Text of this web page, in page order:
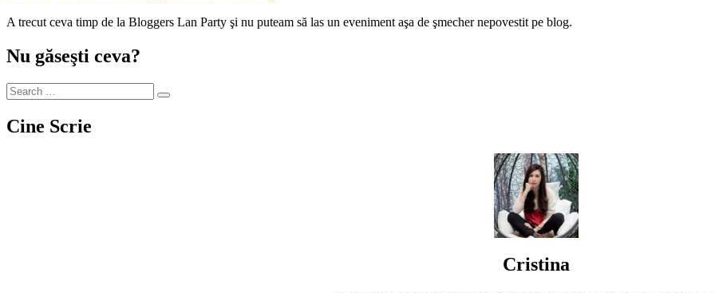
A trecut ceva timp de la Bloggers Lan Party şi nu puteam să las un eveniment aşa de şmecher nepovestit pe blog.
Nu găseşti ceva?
Cine Scrie
Cristina